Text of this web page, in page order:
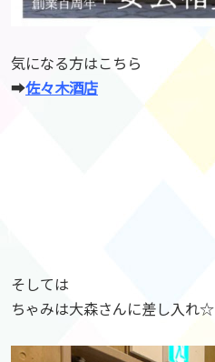
気になる方はこちら
➡︎佐々木酒店
そしては
ちゃみは大森さんに差し入れ☆